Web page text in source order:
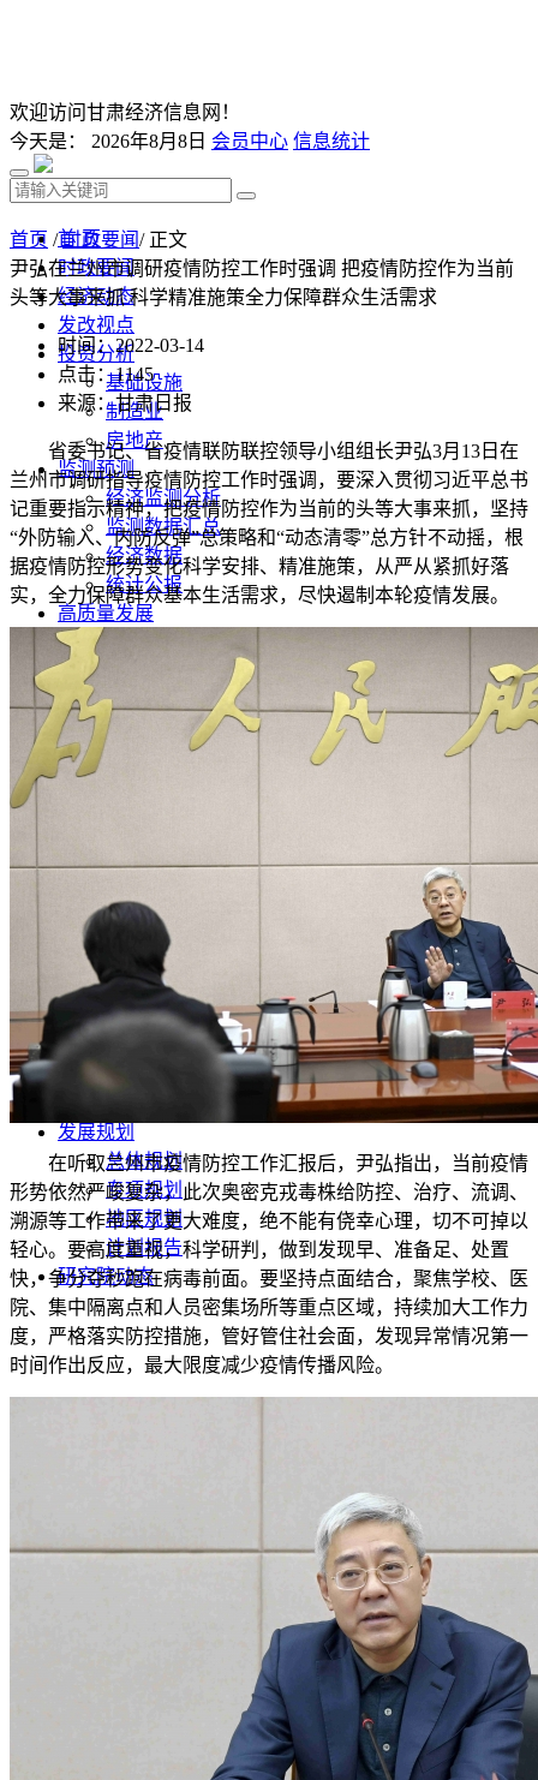
欢迎访问甘肃经济信息网！
今天是： 2026年8月8日 会员中心 信息统计
首 页
时政要闻
经济动态
发改视点
投资分析
基础设施
制造业
房地产
监测预测
经济监测分析
监测数据汇总
经济数据
统计公报
高质量发展
文化旅游
生态修复
竞争性磋商/谈判
废标终止
更正公告
其他公告
单一来源公示
一带一路
丝路新闻
丝路文化
发展规划
总体规划
专项规划
地区规划
计划报告
研究院动态
首页 /时政要闻/ 正文
尹弘在兰州市调研疫情防控工作时强调 把疫情防控作为当前
头等大事来抓 科学精准施策全力保障群众生活需求
时间：2022-03-14
点击：1145
来源：甘肃日报
省委书记、省疫情联防联控领导小组组长尹弘3月13日在
兰州市调研指导疫情防控工作时强调，要深入贯彻习近平总书
记重要指示精神，把疫情防控作为当前的头等大事来抓，坚持
“外防输入、内防反弹”总策略和“动态清零”总方针不动摇，根
据疫情防控形势变化科学安排、精准施策，从严从紧抓好落
实，全力保障群众基本生活需求，尽快遏制本轮疫情发展。
在听取兰州市疫情防控工作汇报后，尹弘指出，当前疫情
形势依然严峻复杂，此次奥密克戎毒株给防控、治疗、流调、
溯源等工作带来了更大难度，绝不能有侥幸心理，切不可掉以
轻心。要高度重视，科学研判，做到发现早、准备足、处置
快，争分夺秒跑在病毒前面。要坚持点面结合，聚焦学校、医
院、集中隔离点和人员密集场所等重点区域，持续加大工作力
度，严格落实防控措施，管好管住社会面，发现异常情况第一
时间作出反应，最大限度减少疫情传播风险。